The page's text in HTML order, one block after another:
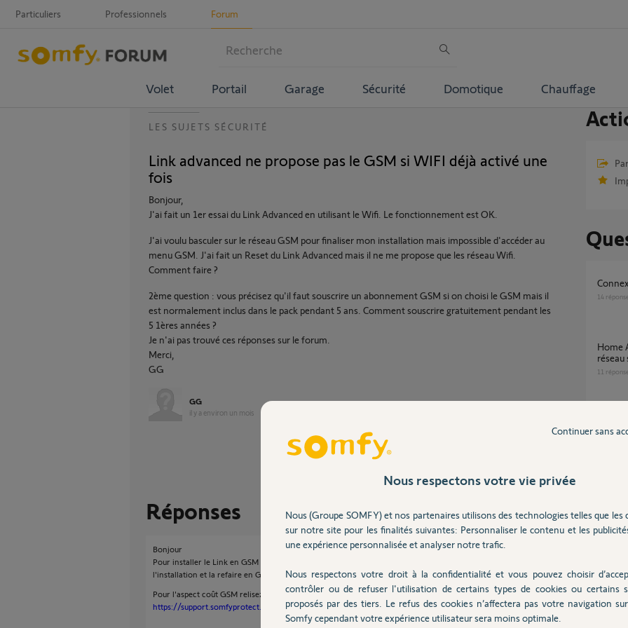
Particuliers Professionnels Forum
Volet Portail Garage Sécurité Domotique Chauffage
LES SUJETS SÉCURITÉ
Link advanced ne propose pas le GSM si WIFI déjà activé une
fois
Bonjour,
J'ai fait un 1er essai du Link Advanced en utilisant le Wifi. Le fonctionnement est OK.
J'ai voulu basculer sur le réseau GSM pour finaliser mon installation mais impossible d'accéder au
menu GSM. J'ai fait un Reset du Link Advanced mais il ne me propose que les réseau Wifi.
Comment faire ?
2ème question : vous précisez qu'il faut souscrire un abonnement GSM si on choisi le GSM mais il
est normalement inclus dans le pack pendant 5 ans. Comment souscrire gratuitement pendant les
5 1ères années ?
Je n'ai pas trouvé ces réponses sur le forum.
Merci,
GG
GG
il y a environ un mois
Participer au fil de discussion
Réponses
Bonjour
Pour installer le Link en GSM après l'avoir installé en Wifi il faut supprimer le Link et toute
l'installation et la refaire en GSM.
Pour l'aspect coût GSM relisez la documentation ci jointe
https://support.somfyprotect.com/hc/fr/articles/440822527...
14
Home Alarm Advanced ne bascule pas sur
réseau
11
gsm
réponses
Home alarm advanced : mise en place de la
Nous respectons votre vie privée
Nous (Groupe SOMFY) et nos partenaires utilisons des technologies telles que les
sur notre site pour les finalités suivantes: Personnaliser le contenu et les
une expérience personnalisée et analyser notre trafic.
Nous respectons votre droit à la confidentialité et vous pouvez choisir
contrôler ou de refuser l'utilisation de certains types de cookies ou certains
proposés par des tiers. Le refus des cookies n’affectera pas votre navigation
Somfy cependant votre expérience utilisateur sera moins optimale.
Continuer sans